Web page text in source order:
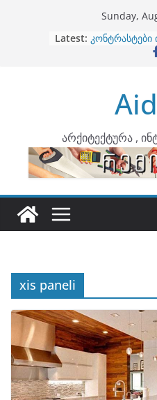
Sunday,
Latest: ბინების
კონტრასტები
ინტერიერის
არტემიდი
არქიტექტურა ,
xis paneli